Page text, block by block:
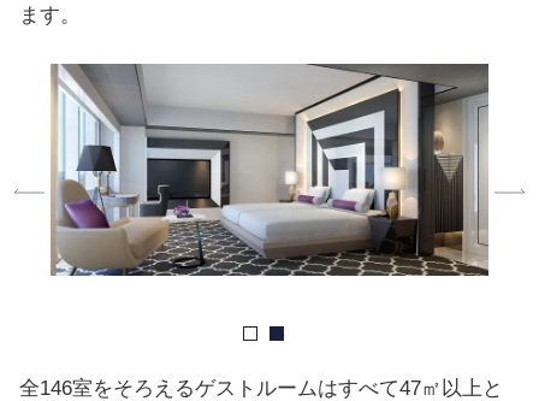
ます。
全146室をそろえるゲストルームはすべて47㎡以上と